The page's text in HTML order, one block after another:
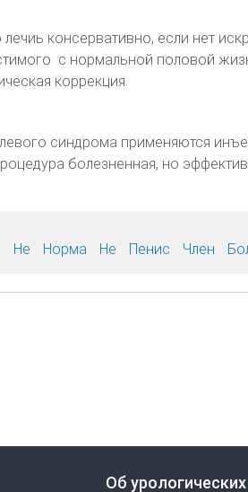
консервативно, если нет
с нормальной половой
коррекция.
синдрома применяются
болезненная, но
Не Норма Не Пенис Член
Об